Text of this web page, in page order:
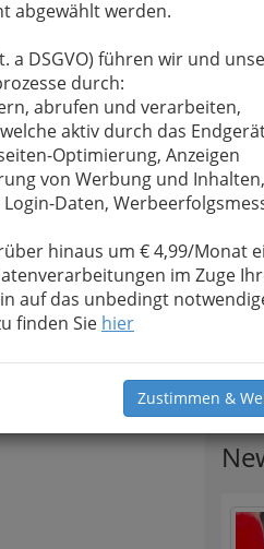
abgewählt werden.
a DSGVO) führen wir und
durch:
abrufen und verarbeiten,
aktiv durch das
Optimierung, Anzeigen
von Werbung und Inhalten,
Daten,
hinaus um € 4,99/Monat
im Zuge
auf das unbedingt
finden Sie hier
Zustimmen &
seinen äußerst
Events zur